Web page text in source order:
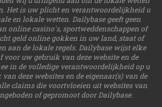
Het is uw plicht en verantwoordelijkheid u
en lokale wetten. Dailybase geeft geen
online casino's, sportweddenschappen of
geld online gokken in uw land, staat of
aan de lokale regels. Dailybase wijst elke
uw gebruik van deze website en de
in de volledige verantwoordelijkheid op u
deze websites en de eigenaar(s) van de
claims die voortvloeien uit websites van
of gepromoot door Dailybase.